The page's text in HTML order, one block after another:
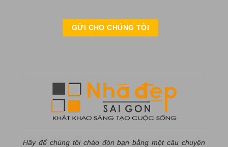
Hãy để chúng tôi chào đón bạn bằng một câu chuyện